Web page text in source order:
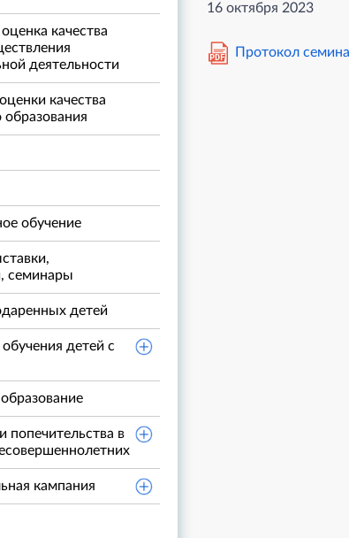
качества
деятельности
качества
обучение
семинары
детей
детей с
попечительства в
кампания
16 октября 2023
PDF Протокол